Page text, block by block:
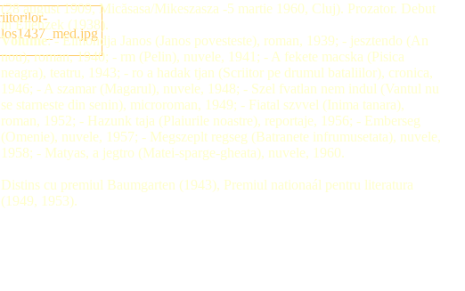
(28 august 1909, Micăsasa/Mikeszasza -5 martie 1960, Cluj). Prozator. Debut
in Ellenzek (1938).
Volume: - Elmondja Janos (Janos povesteste), roman, 1939; - jesztendo (An
nou), roman, 1940; - rm (Pelin), nuvele, 1941; - A fekete macska (Pisica
neagra), teatru, 1943; - ro a hadak tjan (Scriitor pe drumul bataliilor), cronica,
1946; - A szamar (Magarul), nuvele, 1948; - Szel fvatlan nem indul (Vantul nu
se starneste din senin), microroman, 1949; - Fiatal szvvel (Inima tanara),
roman, 1952; - Hazunk taja (Plaiurile noastre), reportaje, 1956; - Emberseg
(Omenie), nuvele, 1957; - Megszeplt regseg (Batranete infrumusetata), nuvele,
1958; - Matyas, a jegtro (Matei-sparge-gheata), nuvele, 1960.
Distins cu premiul Baumgarten (1943), Premiul nationaál pentru literatura
(1949, 1953).